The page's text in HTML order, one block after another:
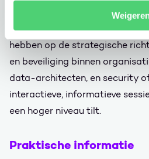
Voor wie is deze sessie?
Deze sessie is ideaal voor
hebben op de strategische
en beveiliging binnen
data-architecten, en security
interactieve, informatieve
een hoger niveau tilt.
Praktische informatie